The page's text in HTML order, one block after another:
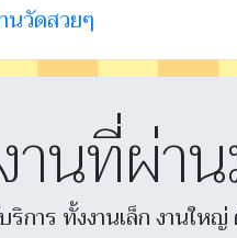
นวัดสวยๆ
านที่ผ่า
การ ทั้งงานเล็ก งานใ